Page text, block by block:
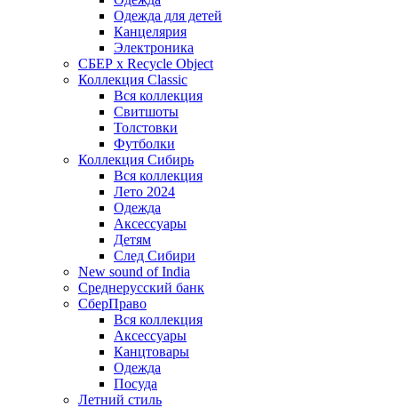
Одежда для детей
Канцелярия
Электроника
СБЕР x Recycle Object
Коллекция Classic
Вся коллекция
Свитшоты
Толстовки
Футболки
Коллекция Сибирь
Вся коллекция
Лето 2024
Одежда
Аксессуары
Детям
След Сибири
New sound of India
Среднерусский банк
СберПраво
Вся коллекция
Аксессуары
Канцтовары
Одежда
Посуда
Летний стиль